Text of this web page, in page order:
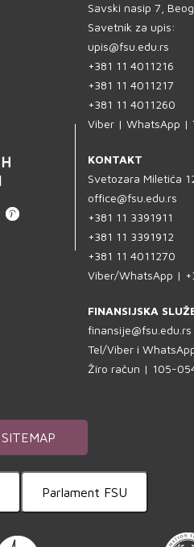
Savski nasip 7,
Savetnik za upis:
upis@fsu.edu.rs
+381 11 4011216
+381 11 4011217
+381 11 4011260
Viber | WhatsApp |
KONTAKT
Svetozara Miletića
office@fsu.edu.rs
+381 11 3391911
+381 11 3391912
+381 11 4011270
Viber/WhatsApp |
FINANSIJSKA
finansije@fsu.edu.rs
Tel/Viber i
Žiro račun | 105-
SITEMAP
Parlament FSU